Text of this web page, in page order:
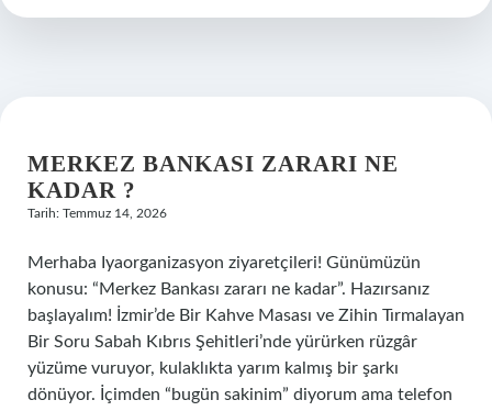
nelerdir
MERKEZ BANKASI ZARARI NE
KADAR ?
Tarih: Temmuz 14, 2026
Merhaba Iyaorganizasyon ziyaretçileri! Günümüzün
konusu: “Merkez Bankası zararı ne kadar”. Hazırsanız
başlayalım! İzmir’de Bir Kahve Masası ve Zihin Tırmalayan
Bir Soru Sabah Kıbrıs Şehitleri’nde yürürken rüzgâr
yüzüme vuruyor, kulaklıkta yarım kalmış bir şarkı
dönüyor. İçimden “bugün sakinim” diyorum ama telefon